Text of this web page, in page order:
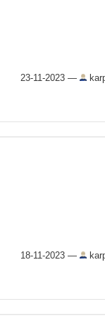
23-11-2023 —
18-11-2023 —